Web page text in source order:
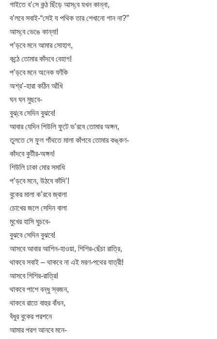
গাইতে ব’সে কন্ঠ ছিঁড়ে আস্‌বে যখন কান্না,
ব’লবে সবাই-“সেই য পথিক তার শেখানো গান না?”
আস্‌বে ভেঙে কান্না!
প’ড়বে মনে আমার সোহাগ,
কন্ঠে তোমার কাঁদবে বেহাগ!
প’ড়বে মনে অনেক ফাঁকি
অশ্র’-হারা কঠিন আঁখি
ঘন ঘন মুছবে-
বুঝ্‌বে সেদিন বুঝবে!
আবার যেদিন শিউলি ফুটে ভ’রবে তোমার অঙ্গন,
তুলতে সে ফুল গাঁথতে মালা কাঁপবে তোমার কঙ্কণ-
কাঁদবে কুটীর-অঙ্গন!
শিউলি ঢাকা মোর সমাধি
প’ড়বে মনে, উঠবে কাঁদি’!
বুকের মালা ক’রবে জ্বালা
চোখের জলে সেদিন বালা
মুখের হাসি ঘুচবে-
বুঝবে সেদিন বুঝবে!
আসবে আবার আশিন-হাওয়া, শিশির-ছেঁচা রাত্রি,
থাকবে সবাই – থাকবে না এই মরণ-পথের যাত্রী!
আসবে শিশির-রাত্রি!
থাকবে পাশে বন্ধু স্বজন,
থাকবে রাতে বাহুর বাঁধন,
বঁধুর বুকের পরশনে
আমার পরশ আনবে মনে-